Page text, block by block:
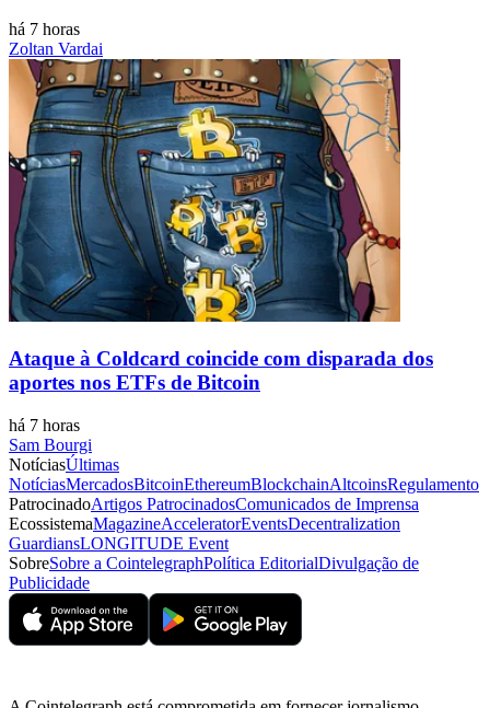
há 7 horas
Zoltan Vardai
Ataque à Coldcard coincide com disparada dos
aportes nos ETFs de Bitcoin
há 7 horas
Sam Bourgi
NotíciasÚltimas
NotíciasMercadosBitcoinEthereumBlockchainAltcoinsRegulamento
PatrocinadoArtigos PatrocinadosComunicados de Imprensa
EcossistemaMagazineAcceleratorEventsDecentralization
GuardiansLONGITUDE Event
SobreSobre a CointelegraphPolítica EditorialDivulgação de
Publicidade